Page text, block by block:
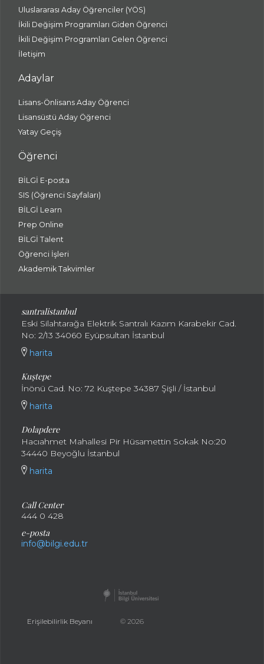
Uluslararası Aday Öğrenciler (YÖS)
İkili Değişim Programları Giden Öğrenci
İkili Değişim Programları Gelen Öğrenci
İletişim
Adaylar
Lisans-Önlisans Aday Öğrenci
Lisansüstü Aday Öğrenci
Yatay Geçiş
Öğrenci
BİLGİ E-posta
SIS (Öğrenci Sayfaları)
BİLGİ Learn
Prep Online
BİLGİ Talent
Öğrenci İşleri
Akademik Takvimler
santralistanbul
Eski Silahtarağa Elektrik Santralı Kazım Karabekir Cad.
No: 2/13 34060 Eyüpsultan İstanbul
harita
Kuştepe
İnönü Cad. No: 72 Kuştepe 34387 Şişli / İstanbul
harita
Dolapdere
Hacıahmet Mahallesi Pir Hüsamettin Sokak No:20
34440 Beyoğlu İstanbul
harita
Call Center
444 0 428
e-posta
info@bilgi.edu.tr
Erişilebilirlik Beyanı © 2026